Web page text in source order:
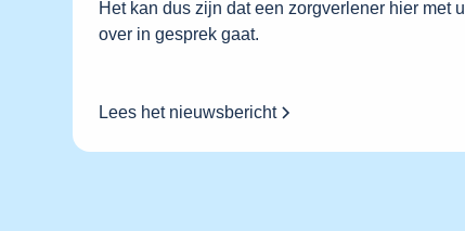
Het kan dus zijn dat een zorgverlener hier met u
over in gesprek gaat.
Lees het nieuwsbericht